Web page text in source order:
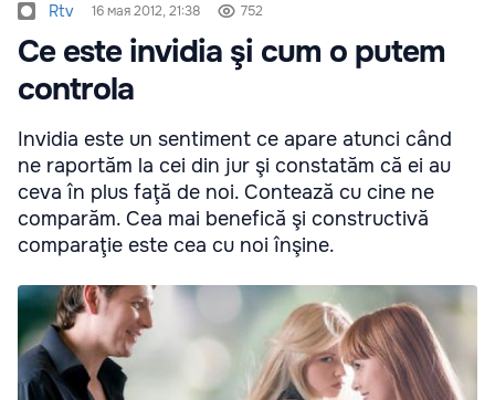
Rtv 16 мая 2012, 21:38 752
Ce este invidia şi cum o putem
controla
Invidia este un sentiment ce apare atunci când
ne raportăm la cei din jur şi constatăm că ei au
ceva în plus faţă de noi. Contează cu cine ne
comparăm. Cea mai benefică şi constructivă
comparaţie este cea cu noi înşine.